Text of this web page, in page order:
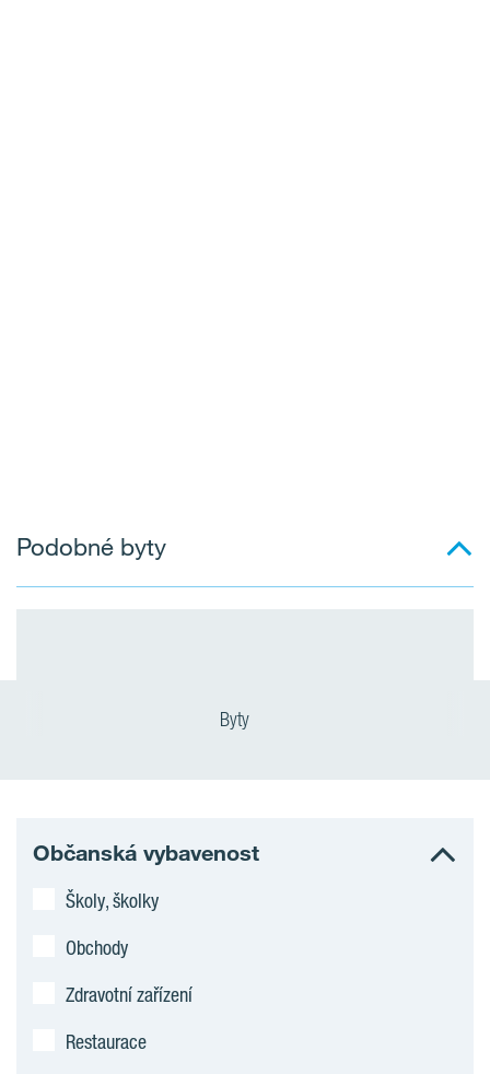
Podobné byty
Byty
Občanská vybavenost
Školy, školky
Obchody
Zdravotní zařízení
Restaurace